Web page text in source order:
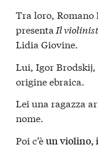
Tra loro, Romano
presenta Il
Lidia Giovine.
Lui, Igor Brodskij,
origine ebraica.
Lei una ragazza
nome.
Poi c’èun violino,